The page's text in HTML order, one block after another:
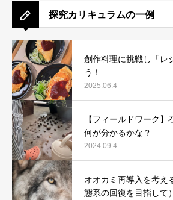
探究カリキュラムの一例
創作料理に挑戦し「レ
う！
2025.06.4
【フィールドワーク】
何が分かるかな？
2024.09.4
オオカミ再導入を考え
態系の回復を目指して）